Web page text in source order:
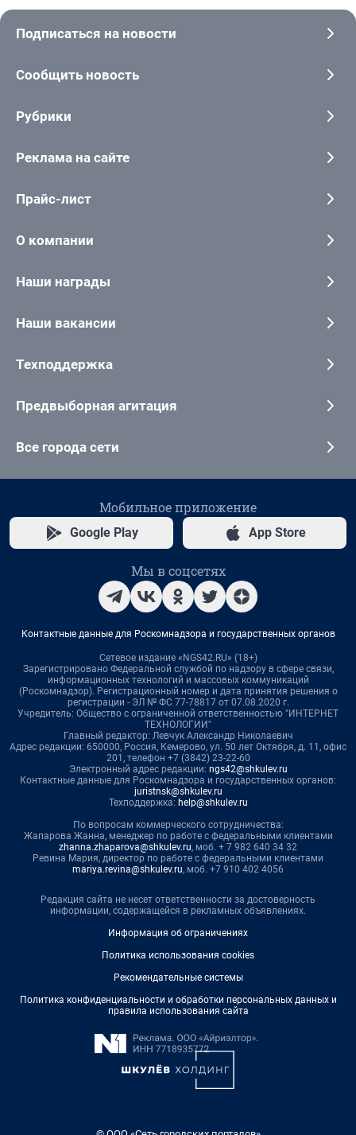
Подписаться на новости
Сообщить новость
Рубрики
Реклама на сайте
Прайс-лист
О компании
Наши награды
Наши вакансии
Техподдержка
Предвыборная агитация
Все города сети
Мобильное приложение
Google Play App Store
Мы в соцсетях
Контактные данные для Роскомнадзора и государственных органов
Сетевое издание «NGS42.RU» (18+)
Зарегистрировано Федеральной службой по надзору в сфере связи,
информационных технологий и массовых коммуникаций
(Роскомнадзор). Регистрационный номер и дата принятия решения о
регистрации - ЭЛ № ФС 77-78817 от 07.08.2020 г.
Учредитель: Общество с ограниченной ответственностью "ИНТЕРНЕТ
ТЕХНОЛОГИИ"
Главный редактор: Левчук Александр Николаевич
Адрес редакции: 650000, Россия, Кемерово, ул. 50 лет Октября, д. 11, офис
201, телефон +7 (3842) 23-22-60
Электронный адрес редакции: ngs42@shkulev.ru
Контактные данные для Роскомнадзора и государственных органов:
juristnsk@shkulev.ru
Техподдержка: help@shkulev.ru
По вопросам коммерческого сотрудничества:
Жапарова Жанна, менеджер по работе с федеральными клиентами
zhanna.zhaparova@shkulev.ru, моб. + 7 982 640 34 32
Ревина Мария, директор по работе с федеральными клиентами
mariya.revina@shkulev.ru, моб. +7 910 402 4056
Редакция сайта не несет ответственности за достоверность
информации, содержащейся в рекламных объявлениях.
Информация об ограничениях
Политика использования cookies
Рекомендательные системы
Политика конфиденциальности и обработки персональных данных и
правила использования сайта